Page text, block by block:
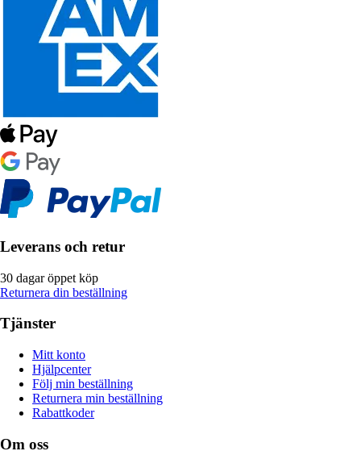
Leverans och retur
30 dagar öppet köp
Returnera din beställning
Tjänster
Mitt konto
Hjälpcenter
Följ min beställning
Returnera min beställning
Rabattkoder
Om oss